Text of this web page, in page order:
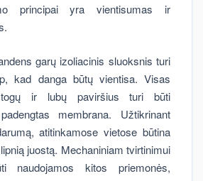
principai yra vientisumas ir
garų izoliacinis sluoksnis turi
kad danga būtų vientisa. Visas
ir lubų paviršius turi būti
membrana. Užtikrinant
atitinkamose vietose būtina
juostą. Mechaniniam tvirtinimui
naudojamos kitos priemonės,